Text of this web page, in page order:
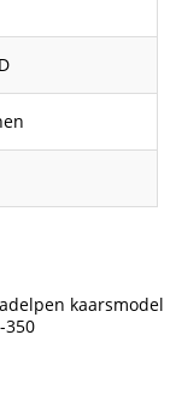
kaarsmodel
350